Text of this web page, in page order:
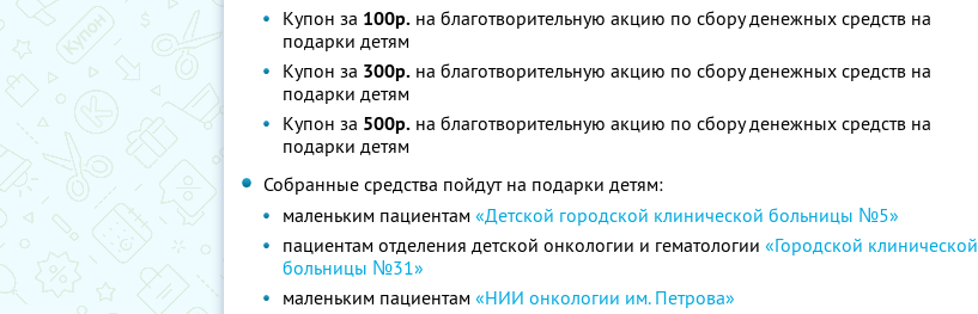
Купон за 100р. на благотворительную акцию по сбору денежных средств на
подарки детям
Купон за 300р. на благотворительную акцию по сбору денежных средств на
подарки детям
Купон за 500р. на благотворительную акцию по сбору денежных средств на
подарки детям
Собранные средства пойдут на подарки детям:
маленьким пациентам «Детской городской клинической больницы №5»
пациентам отделения детской онкологии и гематологии «Городской клинической
больницы №31»
маленьким пациентам «НИИ онкологии им. Петрова»